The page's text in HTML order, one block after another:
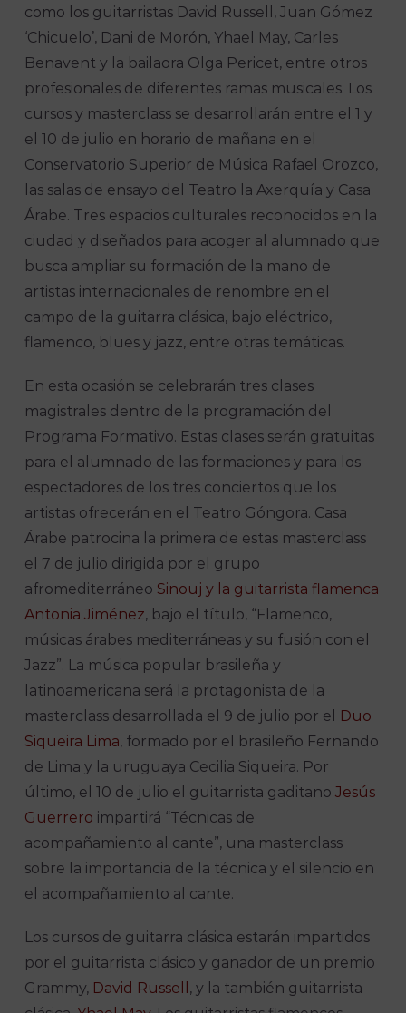
como los guitarristas David Russell, Juan Gómez
‘Chicuelo’, Dani de Morón, Yhael May, Carles
Benavent y la bailaora Olga Pericet, entre otros
profesionales de diferentes ramas musicales. Los
cursos y masterclass se desarrollarán entre el 1 y
el 10 de julio en horario de mañana en el
Conservatorio Superior de Música Rafael Orozco,
las salas de ensayo del Teatro la Axerquía y Casa
Árabe. Tres espacios culturales reconocidos en la
ciudad y diseñados para acoger al alumnado que
busca ampliar su formación de la mano de
artistas internacionales de renombre en el
campo de la guitarra clásica, bajo eléctrico,
flamenco, blues y jazz, entre otras temáticas.
En esta ocasión se celebrarán tres clases
magistrales dentro de la programación del
Programa Formativo. Estas clases serán gratuitas
para el alumnado de las formaciones y para los
espectadores de los tres conciertos que los
artistas ofrecerán en el Teatro Góngora. Casa
Árabe patrocina la primera de estas masterclass
el 7 de julio dirigida por el grupo
afromediterráneo Sinouj y la guitarrista flamenca
Antonia Jiménez, bajo el título, “Flamenco,
músicas árabes mediterráneas y su fusión con el
Jazz”. La música popular brasileña y
latinoamericana será la protagonista de la
masterclass desarrollada el 9 de julio por el Duo
Siqueira Lima, formado por el brasileño Fernando
de Lima y la uruguaya Cecilia Siqueira. Por
último, el 10 de julio el guitarrista gaditanoJesús
Guerrero impartirá “Técnicas de
acompañamiento al cante”, una masterclass
sobre la importancia de la técnica y el silencio en
el acompañamiento al cante.
Los cursos de guitarra clásica estarán impartidos
por el guitarrista clásico y ganador de un premio
Grammy, David Russell , y la también guitarrista